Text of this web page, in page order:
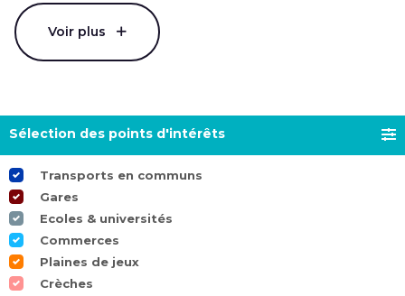
Voir plus
Sélection des points d'intérêts
Transports en communs
Gares
Ecoles & universités
Commerces
Plaines de jeux
Crèches